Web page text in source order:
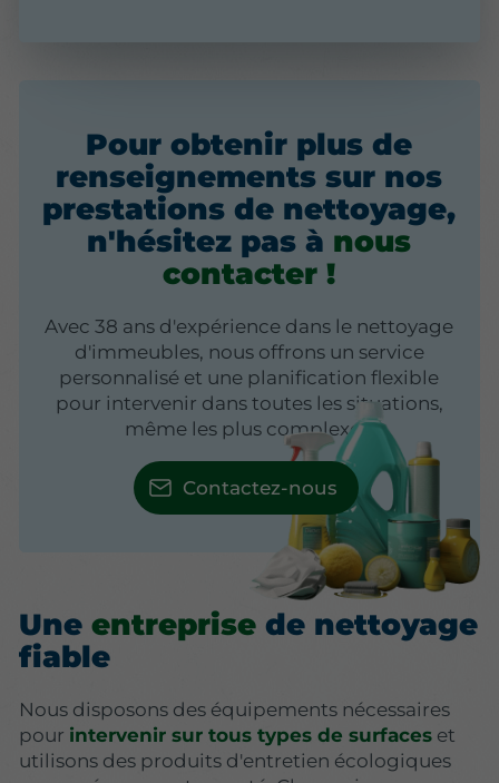
Pour obtenir plus de
renseignements sur nos
prestations de nettoyage,
n'hésitez pas à nous
contacter !
Avec 38 ans d'expérience dans le nettoyage
d'immeubles, nous offrons un service
personnalisé et une planification flexible
pour intervenir dans toutes les situations,
même les plus complexes.
Contactez-nous
Uneentreprise de nettoyage
fiable
Nous disposons des équipements nécessaires
pour intervenir sur tous types de surfaces et
utilisons des produits d'entretien écologiques